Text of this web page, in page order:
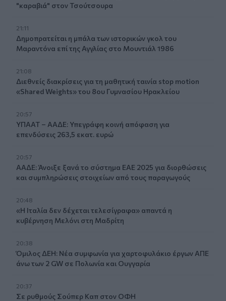
"καραβιά" στον Τσούτσουρα
21:11
Δημοπρατείται η μπάλα των ιστορικών γκολ του
Μαραντόνα επί της Αγγλίας στο Μουντιάλ 1986
21:08
Διεθνείς διακρίσεις για τη μαθητική ταινία stop motion
«Shared Weights» του 8ου Γυμνασίου Ηρακλείου
20:57
ΥΠΑΑΤ – ΑΑΔΕ: Υπεγράφη κοινή απόφαση για
επενδύσεις 263,5 εκατ. ευρώ
20:57
ΑΑΔΕ: Άνοιξε ξανά το σύστημα ΕΑΕ 2025 για διορθώσεις
και συμπληρώσεις στοιχείων από τους παραγωγούς
20:48
«Η Ιταλία δεν δέχεται τελεσίγραφα» απαντά η
κυβέρνηση Μελόνι στη Μαδρίτη
20:38
Όμιλος ΔΕΗ: Νέα συμφωνία για χαρτοφυλάκιο έργων ΑΠΕ
άνω των 2 GW σε Πολωνία και Ουγγαρία
20:37
Σε ρυθμούς Σούπερ Καπ στον ΟΦΗ